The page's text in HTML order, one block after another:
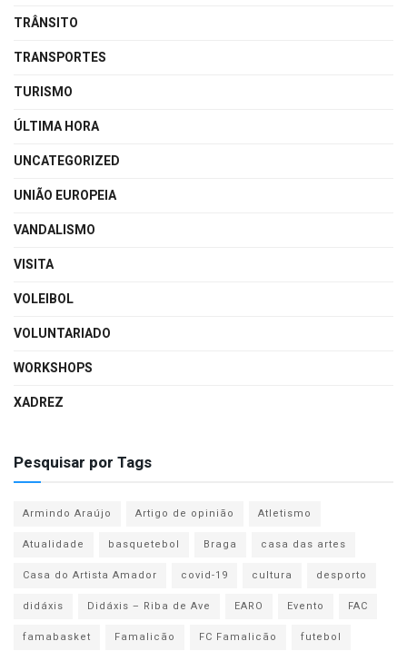
TRÂNSITO
TRANSPORTES
TURISMO
ÚLTIMA HORA
UNCATEGORIZED
UNIÃO EUROPEIA
VANDALISMO
VISITA
VOLEIBOL
VOLUNTARIADO
WORKSHOPS
XADREZ
Pesquisar por Tags
Armindo Araújo Artigo de opinião
Atletismo
Atualidade
basquetebol Braga
casa das artes
Casa do Artista Amador
covid-19 cultura
desporto
didáxis
Didáxis – Riba de Ave EARO Evento
FAC
famabasket
Famalicão FC Famalicão
futebol